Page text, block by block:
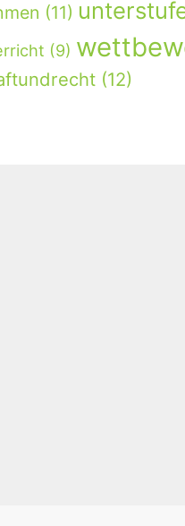
(11)
(9)
(12)